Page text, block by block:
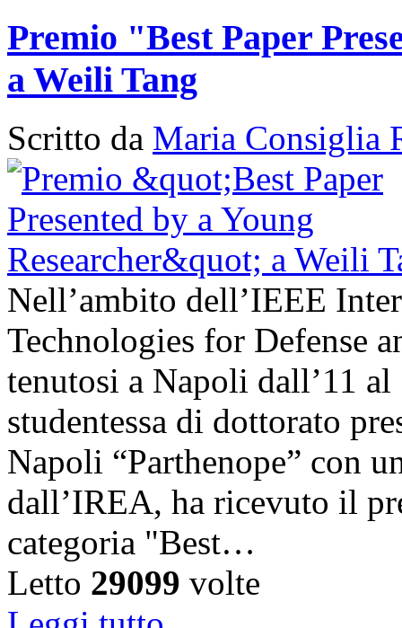
Premio "Best Paper
a Weili Tang
Scritto da Maria Consiglia
Nell’ambito dell’IEEE
Technologies for Defense
tenutosi a Napoli dall’11
studentessa di dottorato
Napoli “Parthenope” con
dall’IREA, ha ricevuto il
categoria "Best…
Letto 29099 volte